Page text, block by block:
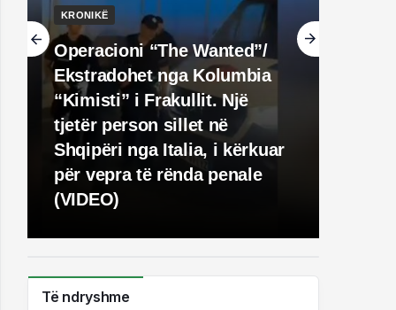
KRONIKË
Operacioni “The Wanted”/
Ekstradohet nga Kolumbia
“Kimisti” i Frakullit. Një
tjetër person sillet në
Shqipëri nga Italia, i kërkuar
për vepra të rënda penale
(VIDEO)
Të ndryshme